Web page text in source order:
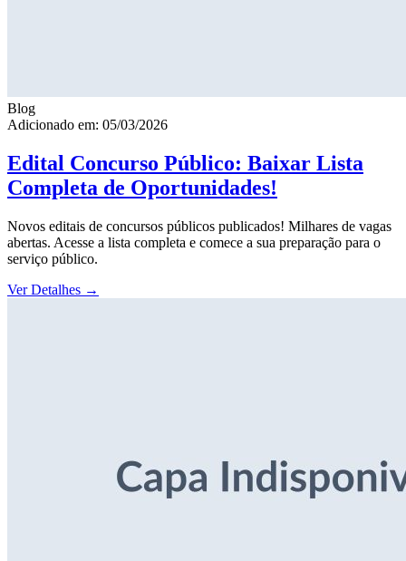
Blog
Adicionado em: 05/03/2026
Edital Concurso Público: Baixar Lista
Completa de Oportunidades!
Novos editais de concursos públicos publicados! Milhares de vagas
abertas. Acesse a lista completa e comece a sua preparação para o
serviço público.
Ver Detalhes →